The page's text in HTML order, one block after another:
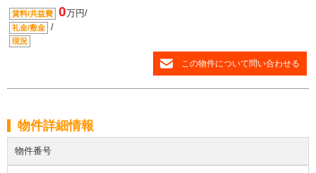
賃料/共益費 0万円/
礼金/敷金 /
現況
この物件について問い合わせる
物件詳細情報
物件番号